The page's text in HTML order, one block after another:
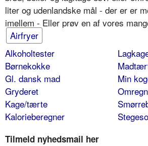
liter og udenlandske mål - der er er
imellem - Eller prøv en af vores
Airfryer
Alkoholtester
Børnekokke
Gl. dansk mad
Gryderet
Kage/tærte
Kalorieberegner
Min
Stegeso
Tilmeld nyhedsmail her